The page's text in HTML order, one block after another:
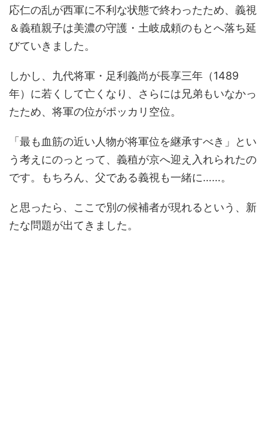
応仁の乱が西軍に不利な状態で終わったため、義視
＆義稙親子は美濃の守護・土岐成頼のもとへ落ち延
びていきました。
しかし、九代将軍・足利義尚が長享三年（1489
年）に若くして亡くなり、さらには兄弟もいなかっ
たため、将軍の位がポッカリ空位。
「最も血筋の近い人物が将軍位を継承すべき」とい
う考えにのっとって、義稙が京へ迎え入れられたの
です。もちろん、父である義視も一緒に……。
と思ったら、ここで別の候補者が現れるという、新
たな問題が出てきました。